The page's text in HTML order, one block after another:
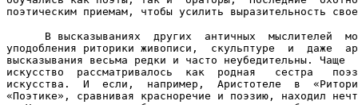
поэтическим приемам, чтобы усилить выразительность
В высказываниях  других  античных  мыслителей
уподобления риторики живописи,  скульптуре  и  даже
высказывания весьма редки и часто неубедительны. Чаще
искусство  рассматривалось  как  родная   сестра
искусства.  И  если,  например,  Аристотеле  в
«Поэтике», сравнивая красноречие и поэзию, находил